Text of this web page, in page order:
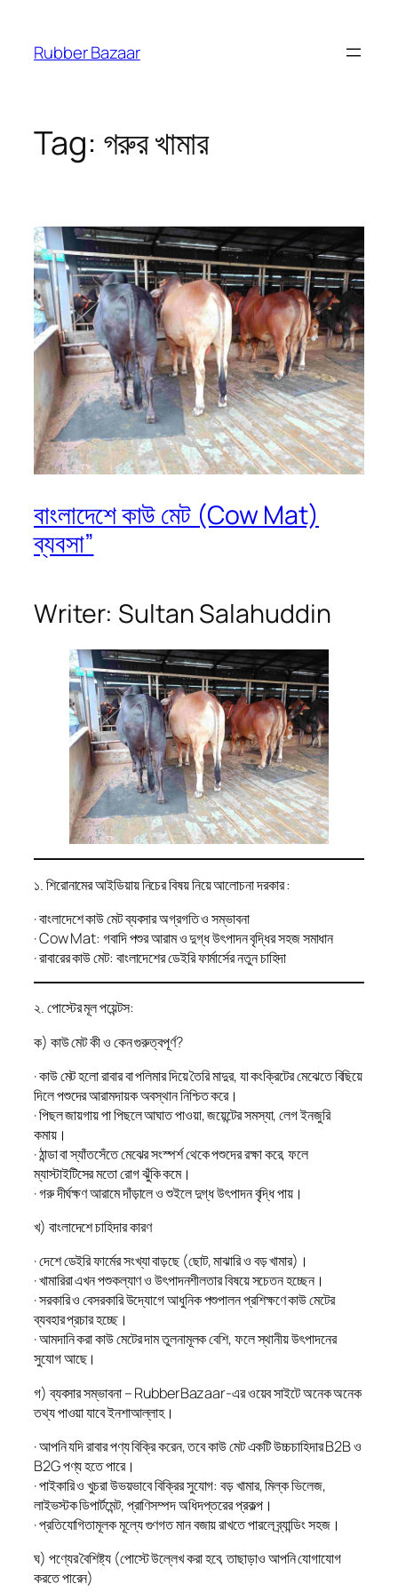
content
Rubber Bazaar
Tag: গরুর খামার
বাংলাদেশে কাউ মেট (Cow Mat)
ব্যবসা”
Writer: Sultan Salahuddin
১. শিরোনামের আইডিয়ায় নিচের বিষয় নিয়ে আলোচনা দরকার :
· বাংলাদেশে কাউ মেট ব্যবসার অগ্রগতি ও সম্ভাবনা
· Cow Mat: গবাদি পশুর আরাম ও দুগ্ধ উৎপাদন বৃদ্ধির সহজ সমাধান
· রাবারের কাউ মেট: বাংলাদেশের ডেইরি ফার্মার্সের নতুন চাহিদা
২. পোস্টের মূল পয়েন্টস:
ক) কাউ মেট কী ও কেন গুরুত্বপূর্ণ?
· কাউ মেট হলো রাবার বা পলিমার দিয়ে তৈরি মাদুর, যা কংক্রিটের মেঝেতে বিছিয়ে
দিলে পশুদের আরামদায়ক অবস্থান নিশ্চিত করে।
· পিছল জায়গায় পা পিছলে আঘাত পাওয়া, জয়েন্টের সমস্যা, লেগ ইনজুরি
কমায়।
· ঠান্ডা বা স্যাঁতসেঁতে মেঝের সংস্পর্শ থেকে পশুদের রক্ষা করে, ফলে
ম্যাস্টাইটিসের মতো রোগ ঝুঁকি কমে।
· গরু দীর্ঘক্ষণ আরামে দাঁড়ালে ও শুইলে দুগ্ধ উৎপাদন বৃদ্ধি পায়।
খ) বাংলাদেশে চাহিদার কারণ
· দেশে ডেইরি ফার্মের সংখ্যা বাড়ছে (ছোট, মাঝারি ও বড় খামার)।
· খামারিরা এখন পশুকল্যাণ ও উৎপাদনশীলতার বিষয়ে সচেতন হচ্ছেন।
· সরকারি ও বেসরকারি উদ্যোগে আধুনিক পশুপালন প্রশিক্ষণে কাউ মেটের
ব্যবহার প্রচার হচ্ছে।
· আমদানি করা কাউ মেটের দাম তুলনামূলক বেশি, ফলে স্থানীয় উৎপাদনের
সুযোগ আছে।
গ) ব্যবসার সম্ভাবনা – RubberBazaar-এর ওয়েব সাইটে অনেক অনেক
তথ্য পাওয়া যাবে ইনশাআল্লাহ।
· আপনি যদি রাবার পণ্য বিক্রি করেন, তবে কাউ মেট একটি উচ্চচাহিদার B2B ও
B2G পণ্য হতে পারে।
· পাইকারি ও খুচরা উভয়ভাবে বিক্রির সুযোগ: বড় খামার, মিল্ক ভিলেজ,
লাইভস্টক ডিপার্টমেন্ট, প্রাণিসম্পদ অধিদপ্তরের প্রকল্প।
· প্রতিযোগিতামূলক মূল্যে গুণগত মান বজায় রাখতে পারলে ব্র্যান্ডিং সহজ।
ঘ) পণ্যের বৈশিষ্ট্য (পোস্টে উল্লেখ করা হবে, তাছাড়াও আপনি যোগাযোগ
করতে পারেন)